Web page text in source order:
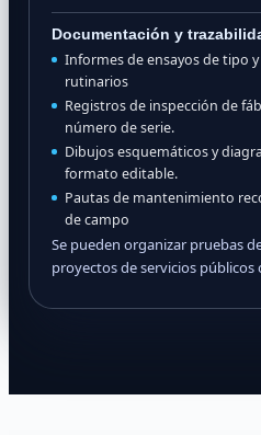
Documentación y
Informes de ensayos de tipo
rutinarios
Registros de inspección de
número de serie.
Dibujos esquemáticos y
formato editable.
Pautas de mantenimiento
de campo
Se pueden organizar pruebas
proyectos de servicios públicos